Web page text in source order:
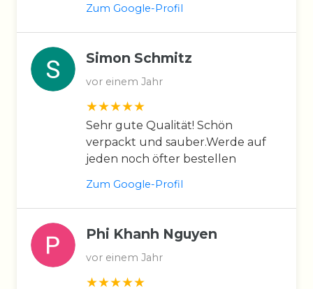
Zum Google-Profil
Simon Schmitz
vor einem Jahr
Sehr gute Qualität! Schön
verpackt und sauber.Werde auf
jeden noch öfter bestellen
Zum Google-Profil
Phi Khanh Nguyen
vor einem Jahr